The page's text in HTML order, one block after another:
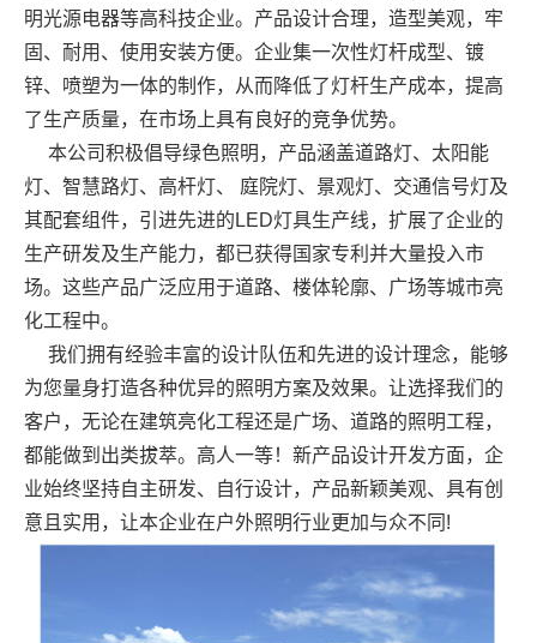
明光源电器等高科技企业。产品设计合理，造型美观，牢
固、耐用、使用安装方便。企业集一次性灯杆成型、镀
锌、喷塑为一体的制作，从而降低了灯杆生产成本，提高
了生产质量，在市场上具有良好的竞争优势。
本公司积极倡导绿色照明，产品涵盖道路灯、太阳能
灯、智慧路灯、高杆灯、 庭院灯、景观灯、交通信号灯及
其配套组件，引进先进的LED灯具生产线，扩展了企业的
生产研发及生产能力，都已获得国家专利并大量投入市
场。这些产品广泛应用于道路、楼体轮廓、广场等城市亮
化工程中。
我们拥有经验丰富的设计队伍和先进的设计理念，能够
为您量身打造各种优异的照明方案及效果。让选择我们的
客户，无论在建筑亮化工程还是广场、道路的照明工程，
都能做到出类拔萃。高人一等！新产品设计开发方面，企
业始终坚持自主研发、自行设计，产品新颖美观、具有创
意且实用，让本企业在户外照明行业更加与众不同!